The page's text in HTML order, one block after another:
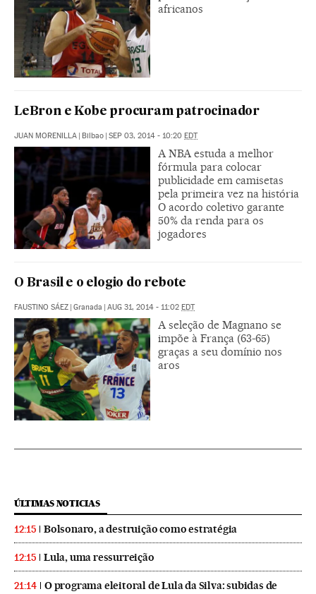
africanos
LeBron e Kobe procuram patrocinador
JUAN MORENILLA Bilbao SEP 03, 2014 - 10:20 EDT
A NBA estuda a melhor
fórmula para colocar
publicidade em camisetas
pela primeira vez na história
O acordo coletivo garante
50% da renda para os
jogadores
O Brasil e o elogio do rebote
FAUSTINO SÁEZ | Granada | AUG 31, 2014 - 11:02 EDT
A seleção de Magnano se
impõe à França (63-65)
graças a seu domínio nos
aros
ÚLTIMAS NOTICIAS
12:15 Bolsonaro, a destruição como estratégia
12:15 Lula, uma ressurreição
21:14
O programa eleitoral de Lula da Silva: subidas de